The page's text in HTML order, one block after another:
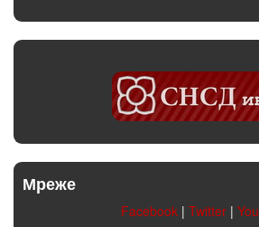
Мреже
Facebook| Twitter|